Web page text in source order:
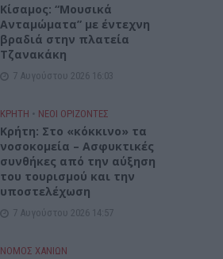
Κίσαμος: “Μουσικά
Ανταμώματα” με έντεχνη
βραδιά στην πλατεία
Τζανακάκη
7 Αυγούστου 2026 16:03
ΚΡΗΤΗ • ΝΕΟΙ ΟΡΙΖΟΝΤΕΣ
Κρήτη: Στο «κόκκινο» τα
νοσοκομεία – Ασφυκτικές
συνθήκες από την αύξηση
του τουρισμού και την
υποστελέχωση
7 Αυγούστου 2026 14:57
ΝΟΜΌΣ ΧΑΝΊΩΝ